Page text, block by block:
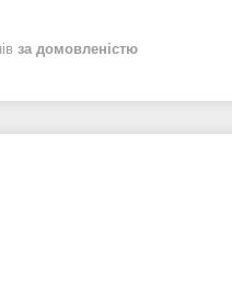
за домовленістю